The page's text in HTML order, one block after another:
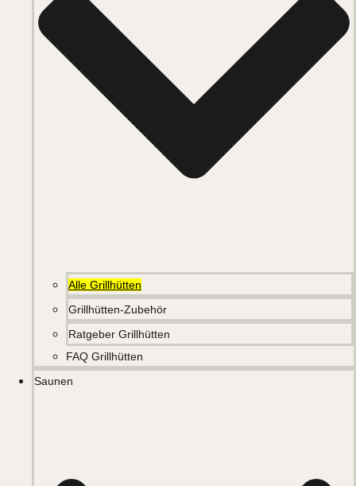
Alle Grillhütten
Grillhütten-Zubehör
Ratgeber Grillhütten
FAQ Grillhütten
Saunen